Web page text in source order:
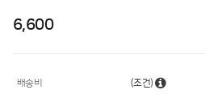
6,600
배송비 (조건)